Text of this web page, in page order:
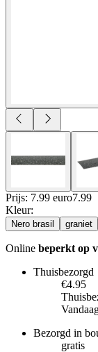
Prijs: 7.99 euro7.99
Kleur:
Nero brasil graniet
Online beperkt op
Thuisbezorgd
€4.95
Bezorgd in
gratis